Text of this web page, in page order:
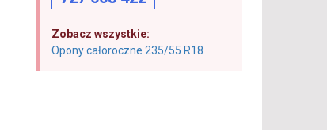
Zobacz wszystkie:
Opony całoroczne 235/55 R18